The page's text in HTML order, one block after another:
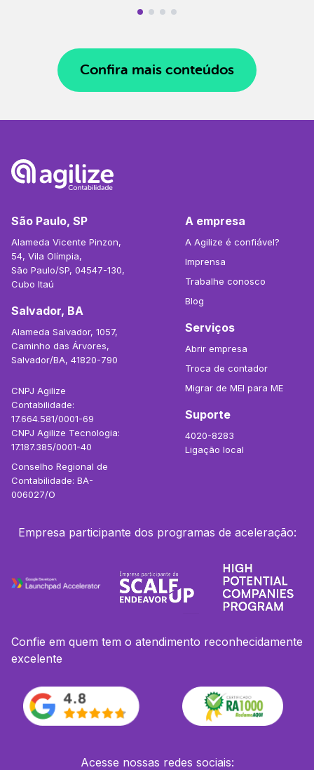
Confira mais conteúdos
São Paulo, SP
Alameda Vicente Pinzon,
54, Vila Olímpia,
São Paulo/SP, 04547-130,
Cubo Itaú
Salvador, BA
Alameda Salvador, 1057,
Caminho das Árvores,
Salvador/BA, 41820-790
CNPJ Agilize
Contabilidade:
17.664.581/0001-69
CNPJ Agilize Tecnologia:
17.187.385/0001-40
Conselho Regional de
Contabilidade: BA-
006027/O
A empresa
A Agilize é confiável?
Imprensa
Trabalhe conosco
Blog
Serviços
Abrir empresa
Troca de contador
Migrar de MEI para ME
Suporte
4020-8283
Ligação local
Empresa participante dos programas de aceleração:
Confie em quem tem o atendimento reconhecidamente
excelente
Acesse nossas redes sociais: